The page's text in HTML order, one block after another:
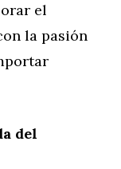
el
la pasión
del